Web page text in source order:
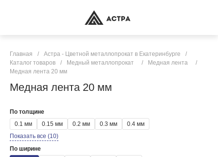
Главная / Астра - Цветной металлопрокат в Екатеринбурге
/
Каталог товаров
/ Медный металлопрокат / Медная лента
/
Медная лента 20 мм
Медная лента 20 мм
По толщине
0.1 мм
0.15 мм 0.2 мм 0.3 мм
0.4 мм
Показать все (10)
По ширине